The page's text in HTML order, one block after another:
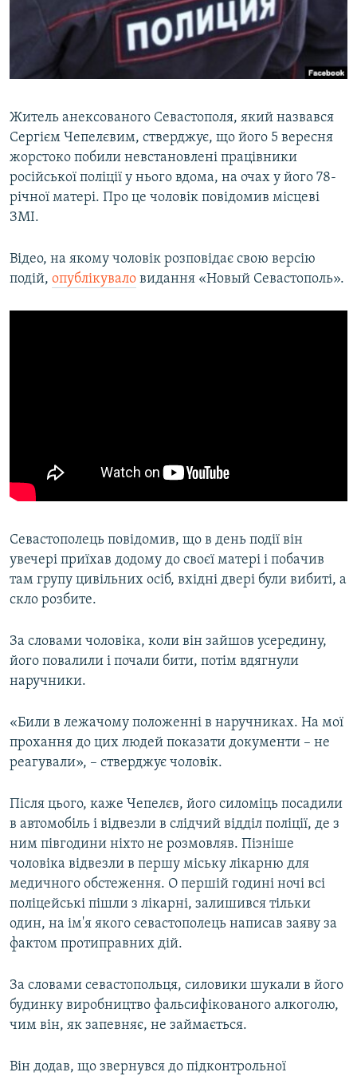
ВІДЕОУРОКИ «ELIFBE»
СВІДЧЕННЯ ОКУПАЦІЇ
УКРАЇНСЬКА ПРОБЛЕМА КРИМУ
Русский
Qırımtatar
Усі сайти RFE/RL
Житель анексованого Севастополя, який назвався
Сергієм Чепелєвим, стверджує, що його 5 вересня
жорстоко побили невстановлені працівники
російської поліції у нього вдома, на очах у його 78-
річної матері. Про це чоловік повідомив місцеві
ЗМІ.
Відео, на якому чоловік розповідає свою версію
подій, опублікувало видання «Новый Севастополь».
Севастополець повідомив, що в день події він
увечері приїхав додому до своєї матері і побачив
там групу цивільних осіб, вхідні двері були вибиті, а
скло розбите.
За словами чоловіка, коли він зайшов усередину,
його повалили і почали бити, потім вдягнули
наручники.
«Били в лежачому положенні в наручниках. На мої
прохання до цих людей показати документи – не
реагували», – стверджує чоловік.
Після цього, каже Чепелєв, його силоміць посадили
в автомобіль і відвезли в слідчий відділ поліції, де з
ним півгодини ніхто не розмовляв. Пізніше
чоловіка відвезли в першу міську лікарню для
медичного обстеження. О першій годині ночі всі
поліцейські пішли з лікарні, залишився тільки
один, на ім'я якого севастополець написав заяву за
фактом протиправних дій.
За словами севастопольця, силовики шукали в його
будинку виробництво фальсифікованого алкоголю,
чим він, як запевняє, не займається.
Він додав, що звернувся до підконтрольної